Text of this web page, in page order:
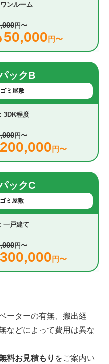
ワンルーム
円〜
50,000 円〜
ックB
ミ屋敷
3DK程度
円〜
200,000 円〜
ックC
ミ屋敷
一戸建て
円〜
300,000 円〜
ーターの有無、搬出経
などによって費用は異な
料お見積もり をご案内い